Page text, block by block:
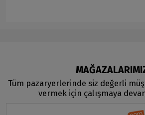
Tüm pazaryerlerinde siz değerli
vermek için çalışmaya